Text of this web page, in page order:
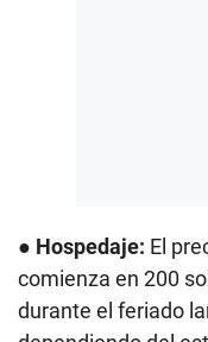
● Hospedaje: El
comienza en 200
durante el feriado